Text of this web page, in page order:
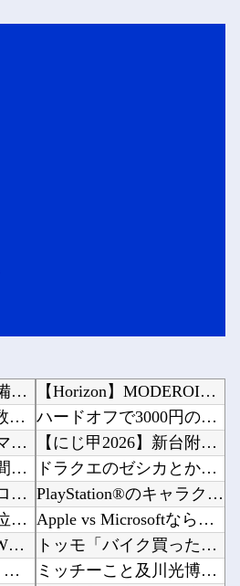
元山飛優←意外と守備範囲が微妙だった件
J2開幕戦、最多観客数更新の可能性「やばい！」 チケット6万超えが発券「見間違いじゃない？...
★【ワートリ】作者マジで大丈夫か
怖いのは幽霊より人間なのか？ 暴力団にまつわる怖い話傑作7選
韓国人「韓国代表がロンドン五輪銅メダル剥奪の危機！海外メディアが『時効の壁を越えてIOCの...
アマゾン売り上げ１位のスポットクーラーを 安く買った 今日設置する 予定だが多少でも涼しく...
【ライブ】 「IDOL WORLD SUPER FESTIVAL 2026」京王アリーナT...
【ひめごう 最終回】 第24話 感想 願いを叶える流星群【姫様“拷問”の時間です 2期】
【Horizon】MODEROID「スロータースパイン」プラモデル【本日発売】他
ハードオフで3000円のこのノートパソコン見つけたんだけどどうですか？他
【にじ甲2026】新台附属フリーズ高校にふさわしい激アツ寄せ書きで全力応援！他
ドラクエのゼシカとかいう人気キャラwww他
PlayStation®のキャラクターたちは、みんなで海に行くそうですよ?他
Apple vs Microsoftならどっちが強いんや？他
トッモ「バイク買ったわ！見てやこれ！」ワイ「これスクーターじゃん…」他
ミッチーこと及川光博さん、56歳で再婚→新しい命まで授かるｗｗｗｗｗ他